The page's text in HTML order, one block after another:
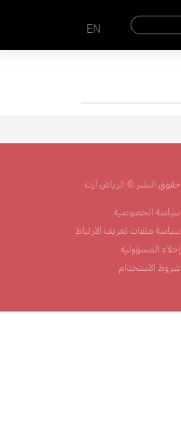
EN
حقوق النشر © الرياض آرت
سياسة الخصوصية
سياسة ملفات تعريف الارتباط
إخلاء المسؤولية
شروط الاستخدام